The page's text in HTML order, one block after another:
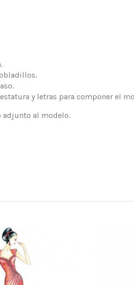
y letras para componer el
adjunto al modelo.